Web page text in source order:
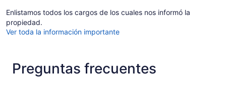
Enlistamos todos los cargos de los cuales nos informó la
propiedad.
Ver toda la información importante
Preguntas frecuentes